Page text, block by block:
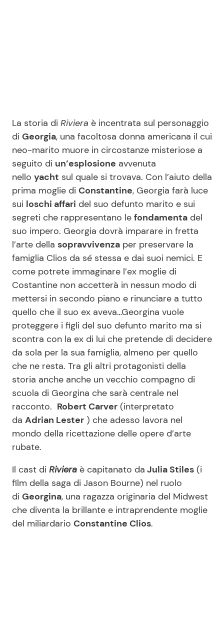
La storia di Riviera è incentrata sul personaggio
di Georgia, una facoltosa donna americana il cui
neo-marito muore in circostanze misteriose a
seguito di un’esplosione avvenuta
nello yacht sul quale si trovava. Con l’aiuto della
prima moglie di Constantine, Georgia farà luce
sui loschi affari del suo defunto marito e sui
segreti che rappresentano le fondamenta del
suo impero. Georgia dovrà imparare in fretta
l’arte della sopravvivenza per preservare la
famiglia Clios da sé stessa e dai suoi nemici. E
come potrete immaginare l’ex moglie di
Costantine non accetterà in nessun modo di
mettersi in secondo piano e rinunciare a tutto
quello che il suo ex aveva…Georgina vuole
proteggere i figli del suo defunto marito ma si
scontra con la ex di lui che pretende di decidere
da sola per la sua famiglia, almeno per quello
che ne resta. Tra gli altri protagonisti della
storia anche anche un vecchio compagno di
scuola di Georgina che sarà centrale nel
racconto. Robert Carver (interpretato
da Adrian Lester ) che adesso lavora nel
mondo della ricettazione delle opere d’arte
rubate.
Il cast di Riviera è capitanato da Julia Stiles (i
film della saga di Jason Bourne) nel ruolo
di Georgina, una ragazza originaria del Midwest
che diventa la brillante e intraprendente moglie
del miliardario Constantine Clios.